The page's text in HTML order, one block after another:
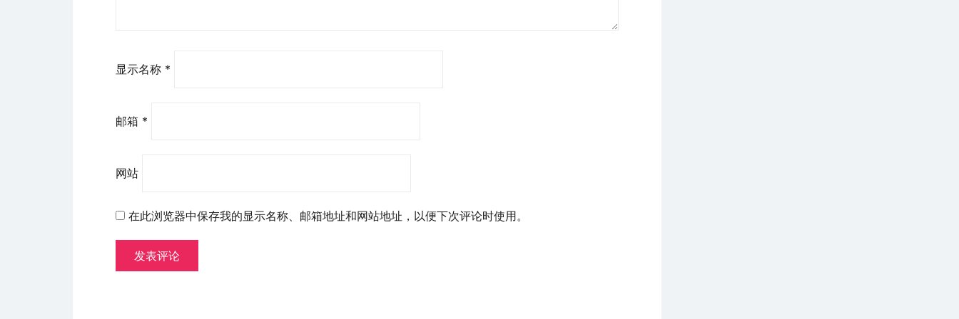
显示名称 *
邮箱 *
网站
在此浏览器中保存我的显示名称、邮箱地址和网站地址，以便下次评论时使用。